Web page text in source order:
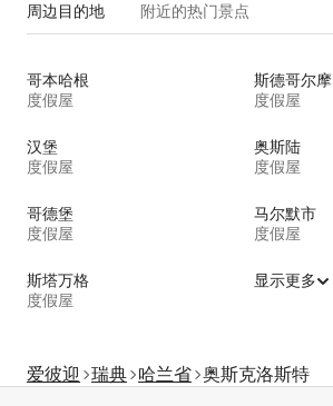
周边目的地 附近的热门景点
哥本哈根
度假屋
斯德哥尔摩
度假屋
汉堡
度假屋
奥斯陆
度假屋
哥德堡
度假屋
马尔默市
度假屋
斯塔万格
度假屋
显示更多
爱彼迎 瑞典 哈兰省 奥斯克洛斯特